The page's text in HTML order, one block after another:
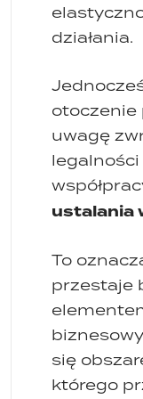
działania.
otoczenie
uwagę
ustalania
To
przestaje
się
którego